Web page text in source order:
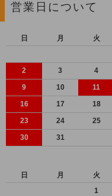
営業日について
日
月 火
2
3 4
9
10 11
16
17 18
23
24 25
30
31
日
月 火
1